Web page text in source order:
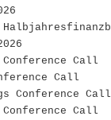
Call
Call
Conference Call
Call